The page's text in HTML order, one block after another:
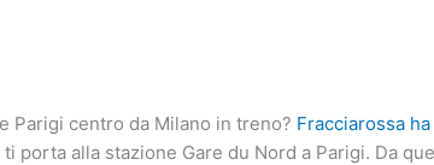
Parigi centro da Milano in treno? Fracciarossa
porta alla stazione Gare du Nord a Parigi. Da